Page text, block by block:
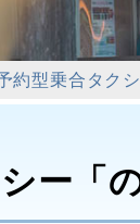
約型乗合タク
ー「